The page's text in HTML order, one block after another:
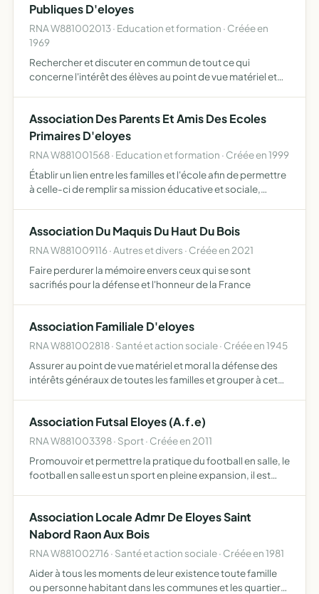
Publiques D'eloyes
RNA W881002013 · Education et formation · Créée en
1969
Rechercher et discuter en commun de tout ce qui
concerne l'intérêt des élèves au point de vue matériel et
Association Des Parents Et Amis Des Ecoles
Primaires D'eloyes
RNA W881001568 · Education et formation · Créée en 1999
Établir un lien entre les familles et l'école afin de permettre
à celle-ci de remplir sa mission éducative et sociale,
Association Du Maquis Du Haut Du Bois
RNA W881009116 · Autres et divers · Créée en 2021
Faire perdurer la mémoire envers ceux qui se sont
sacrifiés pour la défense et l'honneur de la France
Association Familiale D'eloyes
RNA W881002818 · Santé et action sociale · Créée en 1945
Assurer au point de vue matériel et moral la défense des
intérêts généraux de toutes les familles et grouper à cet
Association Futsal Eloyes (A.f.e)
RNA W881003398 · Sport · Créée en 2011
Promouvoir et permettre la pratique du football en salle, le
football en salle est un sport en pleine expansion, il est
Association Locale Admr De Eloyes Saint
Nabord Raon Aux Bois
RNA W881002716 · Santé et action sociale · Créée en 1981
Aider à tous les moments de leur existence toute famille
ou personne habitant dans les communes et les quartiers